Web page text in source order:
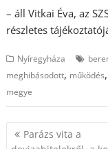
– áll Vitkai Éva, az
részletes
Nyíregyháza
meghibásodott, működés,
megye
Bejegyzés
Parázs vita a